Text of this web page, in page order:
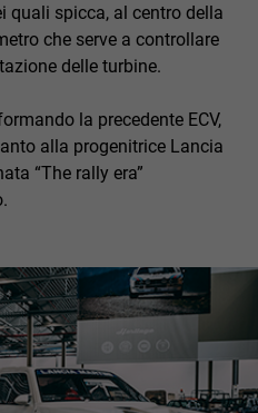
quali spicca, al centro della
che serve a controllare
delle turbine.
la precedente ECV,
alla progenitrice Lancia
“The rally era”